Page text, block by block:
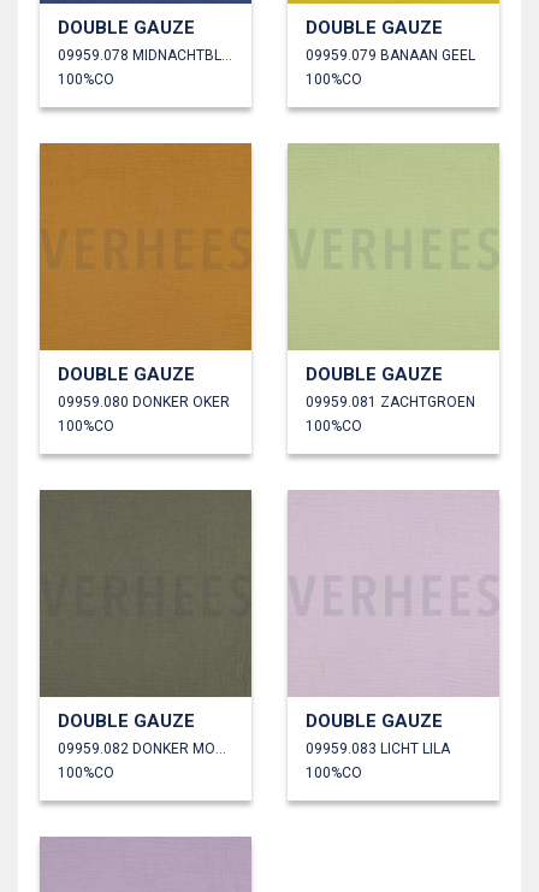
DOUBLE GAUZE
09959.078 MIDNACHTBLAUW
100%CO
DOUBLE GAUZE
09959.079 BANAAN GEEL
100%CO
DOUBLE GAUZE
09959.080 DONKER OKER
100%CO
DOUBLE GAUZE
09959.081 ZACHTGROEN
100%CO
DOUBLE GAUZE
09959.082 DONKER MOSGROEN
100%CO
DOUBLE GAUZE
09959.083 LICHT LILA
100%CO